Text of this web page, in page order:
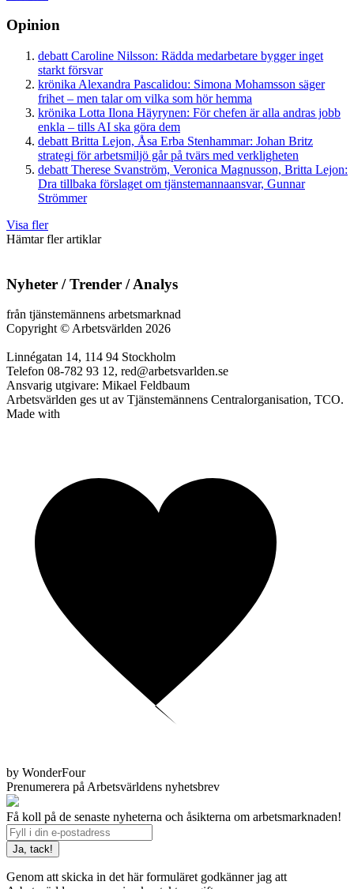
Opinion
debatt Caroline Nilsson: Rädda medarbetare bygger inget
starkt försvar
krönika Alexandra Pascalidou: Simona Mohamsson säger
frihet – men talar om vilka som hör hemma
krönika Lotta Ilona Häyrynen: För chefen är alla andras jobb
enkla – tills AI ska göra dem
debatt Britta Lejon, Åsa Erba Stenhammar: Johan Britz
strategi för arbetsmiljö går på tvärs med verkligheten
debatt Therese Svanström, Veronica Magnusson, Britta Lejon:
Dra tillbaka förslaget om tjänstemannaansvar, Gunnar
Strömmer
Visa fler
Hämtar fler artiklar
Nyheter / Trender / Analys
från tjänstemännens arbetsmarknad
Copyright©Arbetsvärlden 2026
Linnégatan 14, 114 94 Stockholm
Telefon 08-782 93 12, red@arbetsvarlden.se
Ansvarig utgivare: Mikael Feldbaum
Arbetsvärlden ges ut av Tjänstemännens Centralorganisation, TCO.
Made with
by WonderFour
Prenumerera på Arbetsvärldens nyhetsbrev
Få koll på de senaste nyheterna och åsikterna om arbetsmarknaden!
Genom att skicka in det här formuläret godkänner jag att